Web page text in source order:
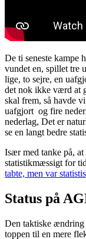
De ti seneste kampe
vundet en, spillet tre
lige, to sejre, en
det nok ikke værd at
skal frem, så havde
uafgjort og fire
nederlag, Det er
se en langt bedre
Især med tanke på,
statistikmæssigt for
tabte, men var
Status på
Den taktiske ændring
toppen til en mere